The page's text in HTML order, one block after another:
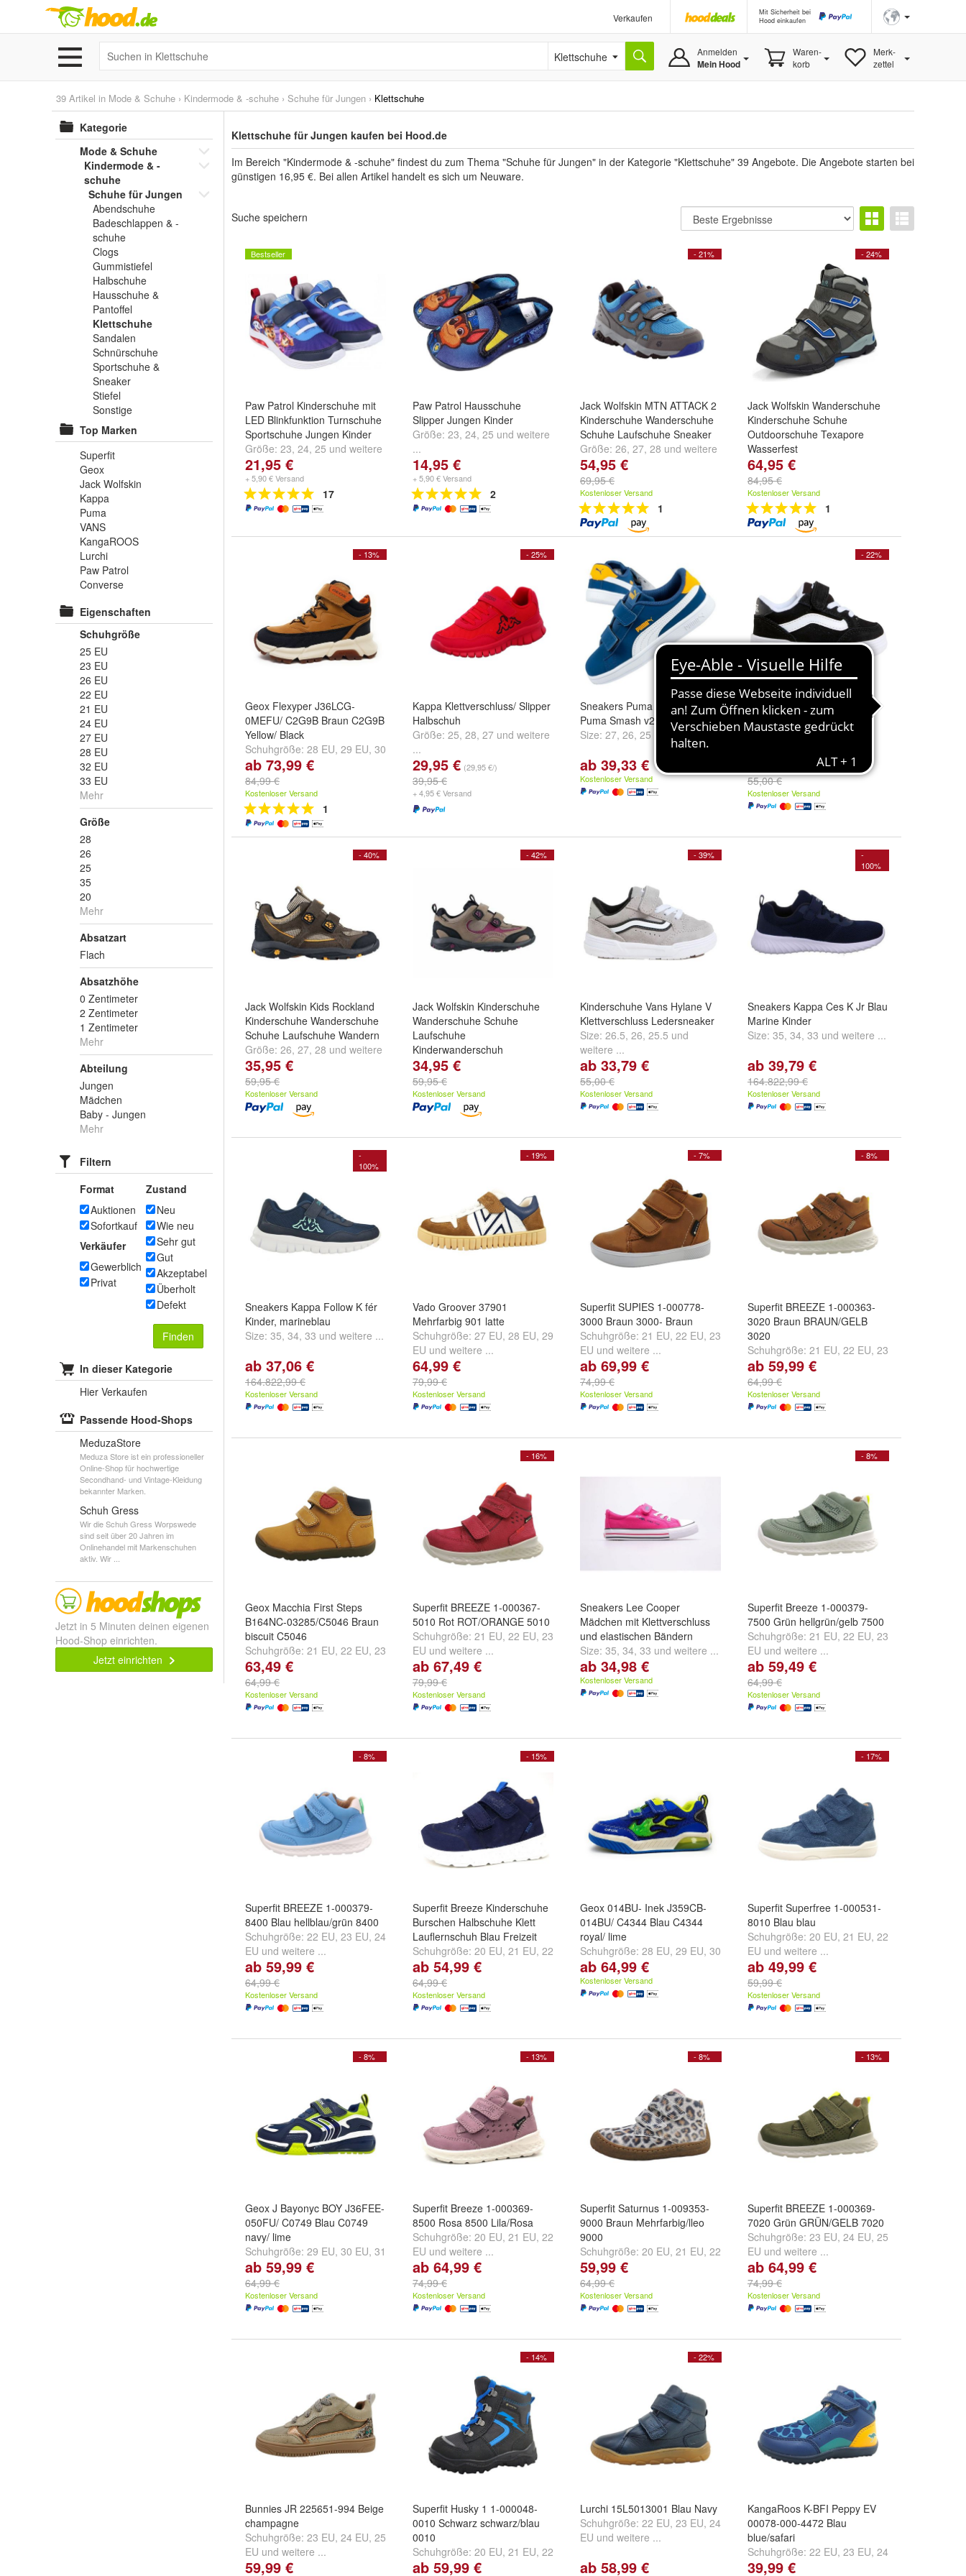
Verkaufen
Mit Sicherheit bei
Hood einkaufen
Klettschuhe Anmelden
Mein Hood
Waren-
korb
Merk-
zettel
39 Artikel in Mode & Schuhe › Kindermode & -schuhe › Schuhe für Jungen › Klettschuhe
Kategorie
Mode & Schuhe
Kindermode & -
schuhe
Schuhe für Jungen
Abendschuhe
Badeschlappen & -
schuhe
Clogs
Gummistiefel
Halbschuhe
Hausschuhe &
Pantoffel
Klettschuhe
Sandalen
Schnürschuhe
Sportschuhe &
Sneaker
Stiefel
Sonstige
Top Marken
Superfit
Geox
Jack Wolfskin
Kappa
Puma
VANS
KangaROOS
Lurchi
Paw Patrol
Converse
Eigenschaften
Schuhgröße
25 EU
23 EU
26 EU
22 EU
21 EU
24 EU
27 EU
28 EU
32 EU
33 EU
Mehr
Größe
28
26
25
35
20
Mehr
Absatzart
Flach
Absatzhöhe
0 Zentimeter
2 Zentimeter
1 Zentimeter
Mehr
Abteilung
Jungen
Mädchen
Baby - Jungen
Mehr
Filtern
Format
Auktionen
Sofortkauf
Verkäufer
Gewerblich
Privat
Zustand
Neu
Wie neu
Sehr gut
Gut
Akzeptabel
Überholt
Defekt
Finden
In dieser Kategorie
Hier Verkaufen
Passende Hood-Shops
MeduzaStore
Meduza Store ist ein professioneller
Online-Shop für hochwertige
Secondhand- und Vintage-Kleidung
bekannter Marken.
Schuh Gress
Wir die Schuh Gress Worpswede
sind seit über 20 Jahren im
Onlinehandel mit Markenschuhen
aktiv. Wir ...
Jetzt in 5 Minuten deinen eigenen
Hood-Shop einrichten.
Jetzt einrichten
Klettschuhe für Jungen kaufen bei Hood.de
Im Bereich "Kindermode & -schuhe" findest du zum Thema "Schuhe für Jungen" in der Kategorie "Klettschuhe" 39 Angebote. Die Angebote starten bei
günstigen 16,95 €. Bei allen Artikel handelt es sich um Neuware.
Suche speichern
Bestseller
Paw Patrol Kinderschuhe mit
LED Blinkfunktion Turnschuhe
Sportschuhe Jungen Kinder
Größe: 23, 24, 25 und weitere
...
21,95 €
+ 5,90 € Versand
17
Paw Patrol Hausschuhe
Slipper Jungen Kinder
Größe: 23, 24, 25 und weitere
...
14,95 €
+ 5,90 € Versand
2
- 21%
Jack Wolfskin MTN ATTACK 2
Kinderschuhe Wanderschuhe
Schuhe Laufschuhe Sneaker
Größe: 26, 27, 28 und weitere
...
54,95 €
69,95 €
Kostenloser Versand
1
- 24%
Jack Wolfskin Wanderschuhe
Kinderschuhe Schuhe
Outdoorschuhe Texapore
Wasserfest
Größe:28,
...
64,95 €
84,95 €
Kostenloser Versand
1
- 13%
Geox Flexyper J36LCG-
0MEFU/ C2G9B Braun C2G9B
Yellow/ Black
Schuhgröße: 28 EU, 29 EU, 30
EUund weitere ...
ab 73,99 €
84,99 €
Kostenloser Versand
1
- 25%
Kappa Klettverschluss/ Slipper
Halbschuh
Größe: 25, 28, 27 und weitere
...
29,95 € (29,95 €/)
39,95 €
+ 4,95 € Versand
Sneakers Puma Komfortabler
Puma Smash v2 Buck
Size: 27, 26, 25 undweitere ...
ab 39,33 €
Kostenloser Versand
- 22%
Sportschuhe Vans Hylane V
Kleinkinder schwarz
Size:26.5,26,25.5und
55,00 €
Kostenloser Versand
- 40%
Jack Wolfskin Kids Rockland
Kinderschuhe Wanderschuhe
Schuhe Laufschuhe Wandern
Größe: 26, 27, 28 und weitere
...
35,95 €
59,95 €
Kostenloser Versand
- 42%
Jack Wolfskin Kinderschuhe
Wanderschuhe Schuhe
Laufschuhe
Kinderwanderschuh
Größe:31,
...
34,95 €
59,95 €
Kostenloser Versand
- 39%
Kinderschuhe Vans Hylane V
Klettverschluss Ledersneaker
Size: 26.5, 26, 25.5 und
weitere ...
ab 33,79 €
55,00 €
Kostenloser Versand
-
100%
Sneakers Kappa Ces K Jr Blau
Marine Kinder
Size: 35, 34, 33 und weitere ...
ab 39,79 €
164.822,99 €
Kostenloser Versand
-
100%
Sneakers Kappa Follow K fér
Kinder, marineblau
Size: 35, 34, 33 und weitere ...
ab 37,06 €
164.822,99 €
Kostenloser Versand
- 19%
Vado Groover 37901
Mehrfarbig 901 latte
Schuhgröße: 27 EU, 28 EU, 29
EU und weitere ...
64,99 €
79,99 €
Kostenloser Versand
- 7%
Superfit SUPIES 1-000778-
3000 Braun 3000- Braun
Schuhgröße: 21 EU, 22 EU, 23
EU und weitere ...
ab 69,99 €
74,99 €
Kostenloser Versand
- 8%
Superfit BREEZE 1-000363-
3020 Braun BRAUN/GELB
3020
Schuhgröße: 21 EU, 22 EU, 23
EUund weitere ...
ab 59,99 €
64,99 €
Kostenloser Versand
Geox Macchia First Steps
B164NC-03285/C5046 Braun
biscuit C5046
Schuhgröße: 21 EU, 22 EU, 23
EUund weitere ...
63,49 €
64,99 €
Kostenloser Versand
- 16%
Superfit BREEZE 1-000367-
5010 Rot ROT/ORANGE 5010
Schuhgröße: 21 EU, 22 EU, 23
EU und weitere ...
ab 67,49 €
79,99 €
Kostenloser Versand
Sneakers Lee Cooper
Mädchen mit Klettverschluss
und elastischen Bändern
Size: 35, 34, 33 und weitere ...
ab 34,98 €
Kostenloser Versand
- 8%
Superfit Breeze 1-000379-
7500 Grün hellgrün/gelb 7500
Schuhgröße: 21 EU, 22 EU, 23
EU und weitere ...
ab 59,49 €
64,99 €
Kostenloser Versand
- 8%
Superfit BREEZE 1-000379-
8400 Blau hellblau/grün 8400
Schuhgröße: 22 EU, 23 EU, 24
EU und weitere ...
ab 59,99 €
64,99 €
Kostenloser Versand
- 15%
Superfit Breeze Kinderschuhe
Burschen Halbschuhe Klett
Lauflernschuh Blau Freizeit
Schuhgröße: 20 EU, 21 EU, 22
EUund weitere ...
ab 54,99 €
64,99 €
Kostenloser Versand
Geox 014BU- Inek J359CB-
014BU/ C4344 Blau C4344
royal/ lime
Schuhgröße: 28 EU, 29 EU, 30
EUund weitere ...
ab 64,99 €
Kostenloser Versand
- 17%
Superfit Superfree 1-000531-
8010 Blau blau
Schuhgröße: 20 EU, 21 EU, 22
EU und weitere ...
ab 49,99 €
59,99 €
Kostenloser Versand
- 8%
Geox J Bayonyc BOY J36FEE-
050FU/ C0749 Blau C0749
navy/ lime
Schuhgröße: 29 EU, 30 EU, 31
EUund weitere ...
ab 59,99 €
64,99 €
Kostenloser Versand
- 13%
Superfit Breeze 1-000369-
8500 Rosa 8500 Lila/Rosa
Schuhgröße: 20 EU, 21 EU, 22
EU und weitere ...
ab 64,99 €
74,99 €
Kostenloser Versand
- 8%
Superfit Saturnus 1-009353-
9000 Braun Mehrfarbig/lleo
9000
Schuhgröße: 20 EU, 21 EU, 22
EUund weitere ...
59,99 €
64,99 €
Kostenloser Versand
- 13%
Superfit BREEZE 1-000369-
7020 Grün GRÜN/GELB 7020
Schuhgröße: 23 EU, 24 EU, 25
EU und weitere ...
ab 64,99 €
74,99 €
Kostenloser Versand
Bunnies JR 225651-994 Beige
champagne
Schuhgröße: 23 EU, 24 EU, 25
EU und weitere ...
59,99 €
- 14%
Superfit Husky 1 1-000048-
0010 Schwarz schwarz/blau
0010
Schuhgröße: 20 EU, 21 EU, 22
EUund weitere ...
ab 59,99 €
- 22%
Lurchi 15L5013001 Blau Navy
Schuhgröße: 22 EU, 23 EU, 24
EU und weitere ...
ab 58,99 €
KangaRoos K-BFI Peppy EV
00078-000-4472 Blau
blue/safari
Schuhgröße: 22 EU, 23 EU, 24
EUund weitere ...
39,99 €